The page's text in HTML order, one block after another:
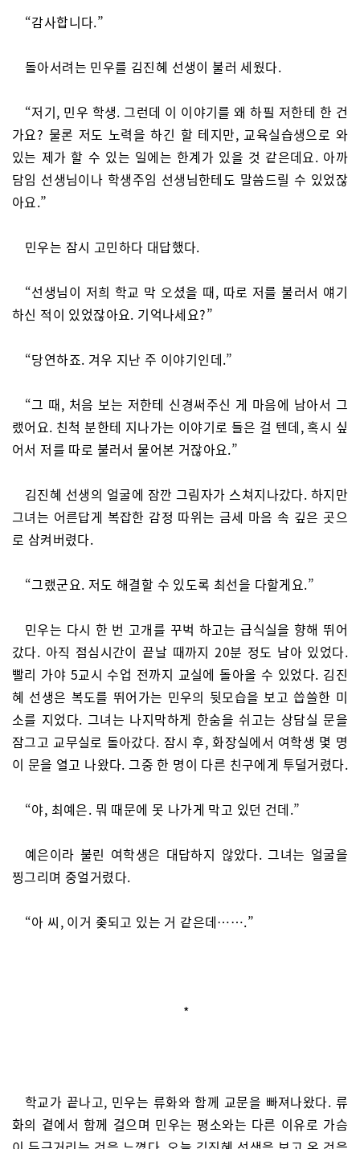
“감사합니다.”
돌아서려는 민우를 김진혜 선생이 불러 세웠다.
“저기, 민우 학생. 그런데 이 이야기를 왜 하필 저한테 한 건
가요? 물론 저도 노력을 하긴 할 테지만, 교육실습생으로 와
있는 제가 할 수 있는 일에는 한계가 있을 것 같은데요. 아까
담임 선생님이나 학생주임 선생님한테도 말씀드릴 수 있었잖
아요.”
민우는 잠시 고민하다 대답했다.
“선생님이 저희 학교 막 오셨을 때, 따로 저를 불러서 얘기
하신 적이 있었잖아요. 기억나세요?”
“당연하죠. 겨우 지난 주 이야기인데.”
“그 때, 처음 보는 저한테 신경써주신 게 마음에 남아서 그
랬어요. 친척 분한테 지나가는 이야기로 들은 걸 텐데, 혹시 싶
어서 저를 따로 불러서 물어본 거잖아요.”
김진혜 선생의 얼굴에 잠깐 그림자가 스쳐지나갔다. 하지만
그녀는 어른답게 복잡한 감정 따위는 금세 마음 속 깊은 곳으
로 삼켜버렸다.
“그랬군요. 저도 해결할 수 있도록 최선을 다할게요.”
민우는 다시 한 번 고개를 꾸벅 하고는 급식실을 향해 뛰어
갔다. 아직 점심시간이 끝날 때까지 20분 정도 남아 있었다.
빨리 가야 5교시 수업 전까지 교실에 돌아올 수 있었다. 김진
혜 선생은 복도를 뛰어가는 민우의 뒷모습을 보고 씁쓸한 미
소를 지었다. 그녀는 나지막하게 한숨을 쉬고는 상담실 문을
잠그고 교무실로 돌아갔다. 잠시 후, 화장실에서 여학생 몇 명
이 문을 열고 나왔다. 그중 한 명이 다른 친구에게 투덜거렸다.
“야, 최예은. 뭐 때문에 못 나가게 막고 있던 건데.”
예은이라 불린 여학생은 대답하지 않았다. 그녀는 얼굴을
찡그리며 중얼거렸다.
“아 씨, 이거 좆되고 있는 거 같은데…….”
*
학교가 끝나고, 민우는 류화와 함께 교문을 빠져나왔다. 류
화의 곁에서 함께 걸으며 민우는 평소와는 다른 이유로 가슴